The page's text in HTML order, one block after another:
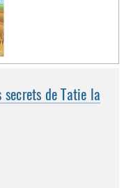
de Tatie la